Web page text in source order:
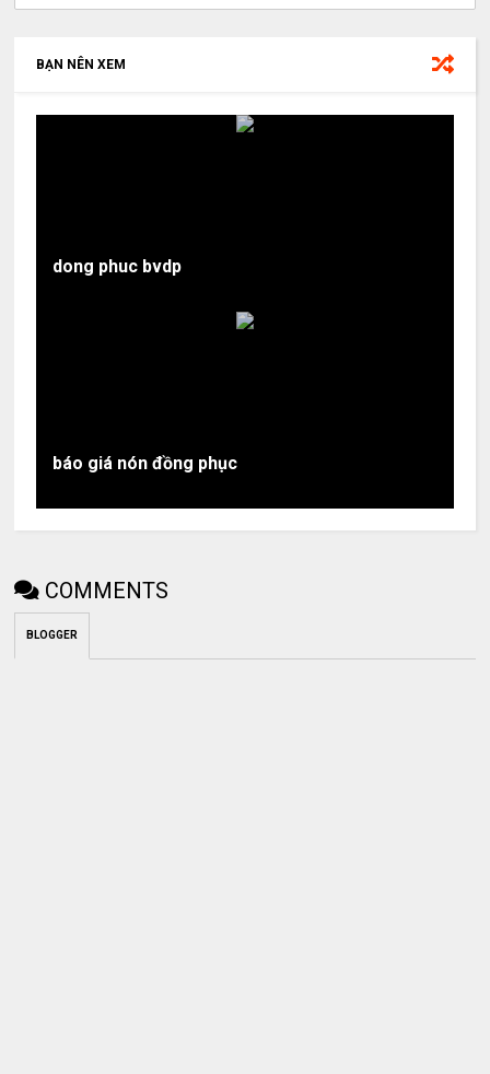
BẠN NÊN XEM
dong phuc bvdp
báo giá nón đồng phục
COMMENTS
BLOGGER